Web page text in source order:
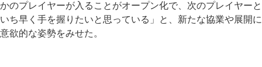
かのプレイヤーが入ることがオープン化で、次のプレイヤーと
いち早く手を握りたいと思っている」と、新たな協業や展開に
意欲的な姿勢をみせた。